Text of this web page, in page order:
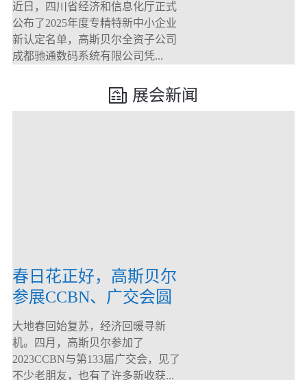
近日，四川省经济和信息化厅正式
公布了2025年度专精特新中小企业
新认定名单，高斯贝尔全资子公司
成都驰通数码系统有限公司凭...
展会新闻
春日花正好，高斯贝尔
参展CCBN、广交会圆
满落幕！
大地春回始复苏，经济回暖寻新
机。四月，高斯贝尔参加了
2023CCBN与第133届广交会，见了
不少老朋友，也有了许多新收获...